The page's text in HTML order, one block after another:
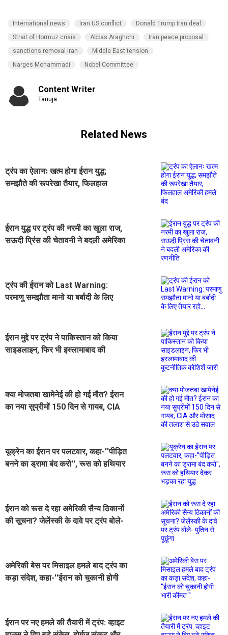
International news Iran US conflict
Donald Trump Iran deal
Strait of Hormuz crisis
Abbas Araghchi
Iran peace proposal
sanctions removal Iran
Middle East tension
Narges Mohammadi
Nobel Committee
Content Writer
Tanuja
Related News
ट्रंप का ऐलानः खत्म होगा ईरान युद्ध;
समझौते की रूपरेखा तैयार, फिलहाल
ईरान युद्ध पर ट्रंप की नरमी का खुला राज,
सऊदी प्रिंस की चेतावनी ने बदली अमेरिका
ट्रंप की ईरान को Last Warning:
परमाणु समझौता मानो या बर्बादी के लिए
ईरान मुद्दे पर ट्रंप ने पाकिस्तान को किया
साइडलाइन, फिर भी इस्लामाबाद की
क्या मोजतबा खामेनेई की हो गई मौत? ईरान
का नया सुप्रीमों 150 दिन से गायब, CIA
यूक्रेन का ईरान पर पलटवार, कहा-''पीड़ित
बनने का ड्रामा बंद करो'', रूस को हथियार
ईरान को रूस दे रहा अमेरिकी सैन्य ठिकानों
की सूचना? जेलेंस्की के दावे पर ट्रंप बोले-
अमेरिकी बेस पर मिसाइल हमले बाद ट्रंप का
कड़ा संदेश, कहा-''ईरान को चुकानी होगी
ईरान पर नए हमले की तैयारी में ट्रंप: व्हाइट